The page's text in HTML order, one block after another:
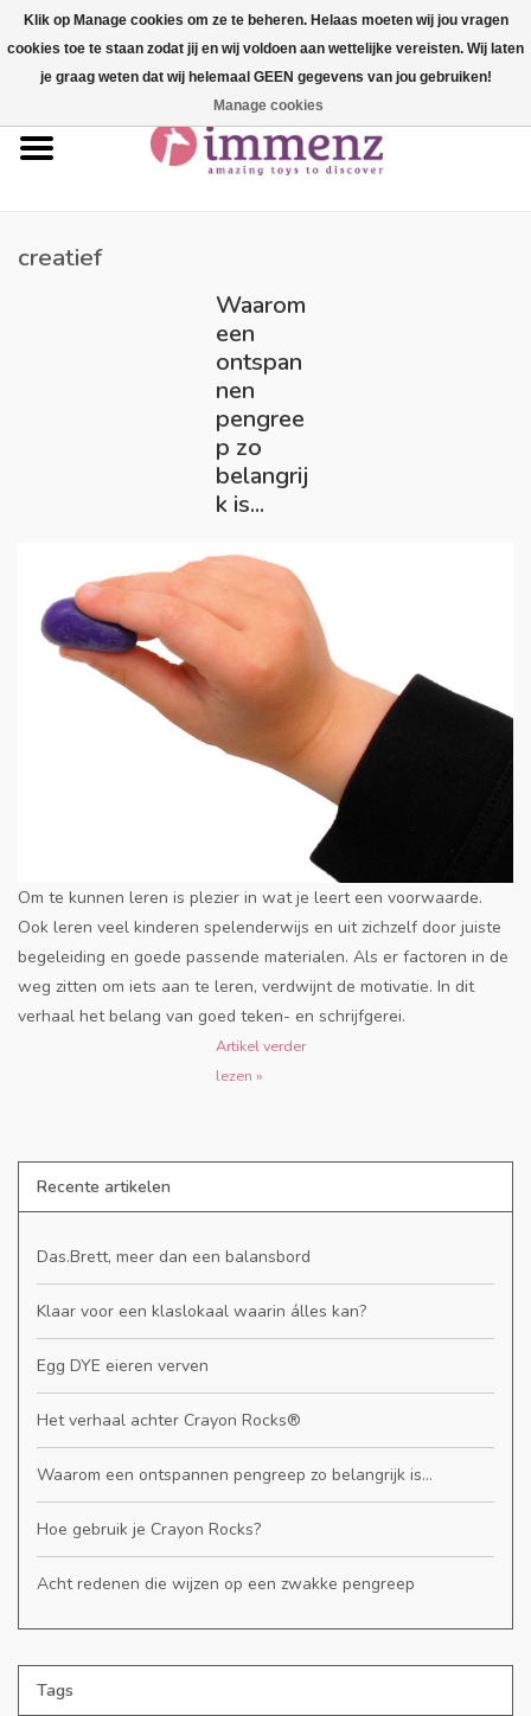
NIEUW in ons assortiment!
Onze merken
creatief
Waarom
een
ontspan
nen
pengree
p zo
belangrij
k is...
Om te kunnen leren is plezier in wat je leert een voorwaarde.
Ook leren veel kinderen spelenderwijs en uit zichzelf door juiste
begeleiding en goede passende materialen. Als er factoren in de
weg zitten om iets aan te leren, verdwijnt de motivatie. In dit
verhaal het belang van goed teken- en schrijfgerei.
Artikel verder
lezen »
Recente artikelen
Das.Brett, meer dan een balansbord
Klaar voor een klaslokaal waarin álles kan?
Egg DYE eieren verven
Het verhaal achter Crayon Rocks®
Waarom een ontspannen pengreep zo belangrijk is...
Hoe gebruik je Crayon Rocks?
Acht redenen die wijzen op een zwakke pengreep
Tags
Klik op Manage cookies om ze te beheren. Helaas moeten wij jou vragen
cookies toe te staan zodat jij en wij voldoen aan wettelijke vereisten. Wij laten
je graag weten dat wij helemaal GEEN gegevens van jou gebruiken!
Manage cookies